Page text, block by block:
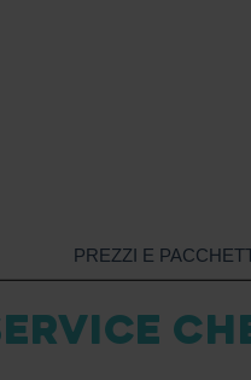
PREZZI E